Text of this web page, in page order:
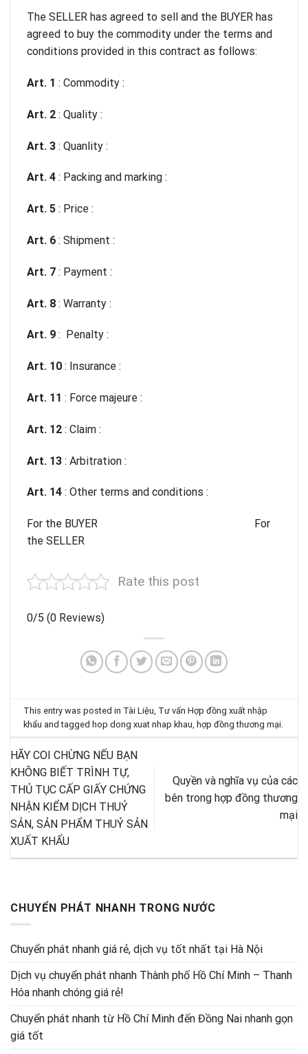
The SELLER has agreed to sell and the BUYER has
agreed to buy the commodity under the terms and
conditions provided in this contract as follows:
Art. 1 : Commodity :
Art. 2 : Quality :
Art. 3 : Quanlity :
Art. 4 : Packing and marking :
Art. 5 : Price :
Art. 6 : Shipment :
Art. 7 : Payment :
Art. 8 : Warranty :
Art. 9 : Penalty :
Art. 10 : Insurance :
Art. 11 : Force majeure :
Art. 12 : Claim :
Art. 13 : Arbitration :
Art. 14 : Other terms and conditions :
For the BUYER For
the SELLER
Rate this post
0/5 (0 Reviews)
This entry was posted in Tài Liệu Tư vấn Hợp đồng xuất nhập
khẩu and tagged hop dong xuat nhap khau hợp đồng thương mại
HÃY COI CHỪNG NẾU BẠN
KHÔNG BIẾT TRÌNH TỰ,
THỦ TỤC CẤP GIẤY CHỨNG
NHẬN KIỂM DỊCH THUỶ
SẢN, SẢN PHẨM THUỶ SẢN
XUẤT KHẨU
Quyền và nghĩa vụ của các
bên trong hợp đồng thương
mại
CHUYỂN PHÁT NHANH TRONG NƯỚC
Chuyển phát nhanh giá rẻ, dịch vụ tốt nhất tại Hà Nội
Dịch vụ chuyển phát nhanh Thành phố Hồ Chí Minh – Thanh
Hóa nhanh chóng giá rẻ!
Chuyển phát nhanh từ Hồ Chí Minh đến Đồng Nai nhanh gọn
giá tốt